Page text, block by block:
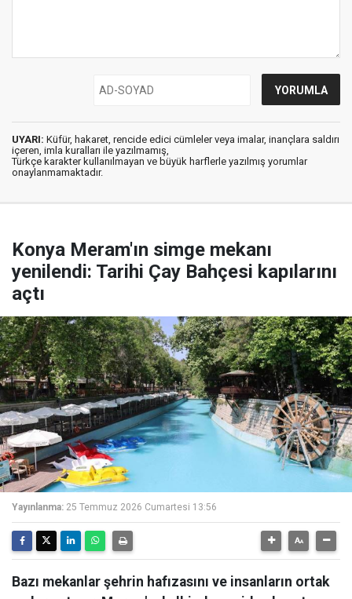
UYARI: Küfür, hakaret, rencide edici cümleler veya imalar, inançlara saldırı
içeren, imla kuralları ile yazılmamış,
Türkçe karakter kullanılmayan ve büyük harflerle yazılmış yorumlar
onaylanmamaktadır.
Konya Meram'ın simge mekanı
yenilendi: Tarihi Çay Bahçesi kapılarını
açtı
Yayınlanma: 25 Temmuz 2026 Cumartesi 13:56
Bazı mekanlar şehrin hafızasını ve insanların ortak